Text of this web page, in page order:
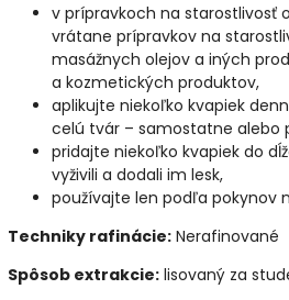
v prípravkoch na starostlivosť
vrátane prípravkov na
masážnych olejov a iných
a kozmetických produktov,
aplikujte niekoľko kvapiek
celú tvár – samostatne alebo
pridajte niekoľko kvapiek do
vyživili a dodali im lesk,
používajte len podľa pokynov
Techniky rafinácie: Nerafinované
Spôsob extrakcie: lisovaný za